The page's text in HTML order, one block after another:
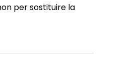
per sostituire la